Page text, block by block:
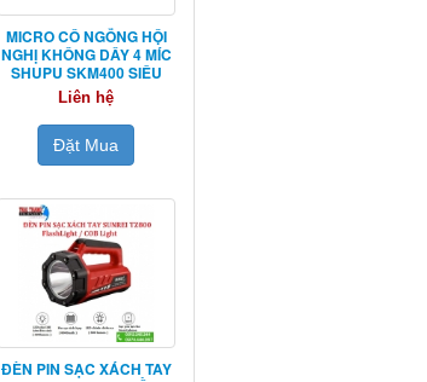
MICRO CỔ NGỖNG HỘI
NGHỊ KHÔNG DÂY 4 MÍC
SHUPU SKM400 SIÊU
NHẠY
Liên hệ
Đặt Mua
ĐÈN PIN SẠC XÁCH TAY